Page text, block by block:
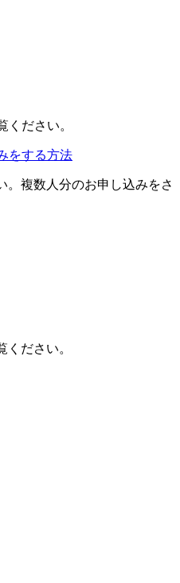
ください。
をする方法
複数人分のお申し込みをさ
ください。